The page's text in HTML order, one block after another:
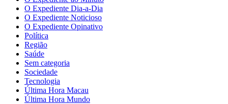
O Expediente Dia-a-Dia
O Expediente Noticioso
O Expediente Opinativo
Política
Região
Saúde
Sem categoria
Sociedade
Tecnologia
Última Hora Macau
Última Hora Mundo